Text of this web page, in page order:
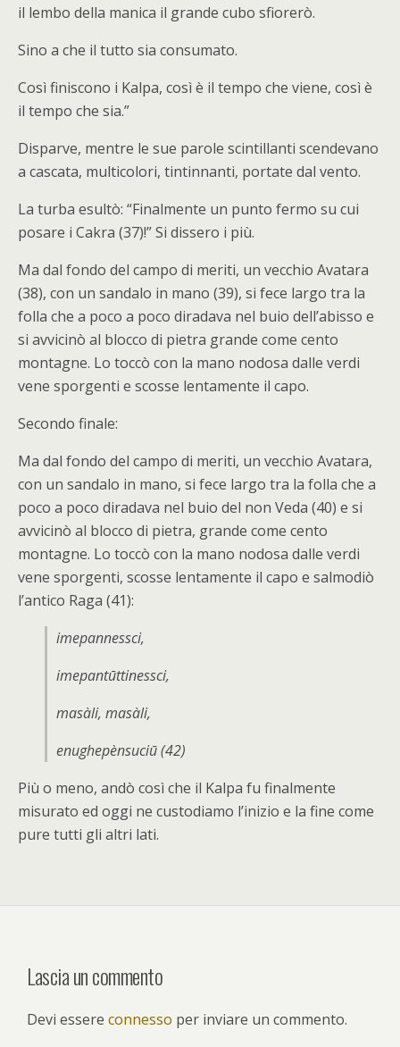
il lembo della manica il grande cubo sfiorerò.
Sino a che il tutto sia consumato.
Così finiscono i Kalpa, così è il tempo che viene, così è
il tempo che sia.”
Disparve, mentre le sue parole scintillanti scendevano
a cascata, multicolori, tintinnanti, portate dal vento.
La turba esultò: “Finalmente un punto fermo su cui
posare i Cakra (37)!” Si dissero i più.
Ma dal fondo del campo di meriti, un vecchio Avatara
(38), con un sandalo in mano (39), si fece largo tra la
folla che a poco a poco diradava nel buio dell’abisso e
si avvicinò al blocco di pietra grande come cento
montagne. Lo toccò con la mano nodosa dalle verdi
vene sporgenti e scosse lentamente il capo.
Secondo finale:
Ma dal fondo del campo di meriti, un vecchio Avatara,
con un sandalo in mano, si fece largo tra la folla che a
poco a poco diradava nel buio del non Veda (40) e si
avvicinò al blocco di pietra, grande come cento
montagne. Lo toccò con la mano nodosa dalle verdi
vene sporgenti, scosse lentamente il capo e salmodiò
l’antico Raga (41):
imepannessci,
imepantūttinessci,
masàli, masàli,
enughepènsuciū (42)
Più o meno, andò così che il Kalpa fu finalmente
misurato ed oggi ne custodiamo l’inizio e la fine come
pure tutti gli altri lati.
Lascia un commento
Devi essere connesso per inviare un commento.